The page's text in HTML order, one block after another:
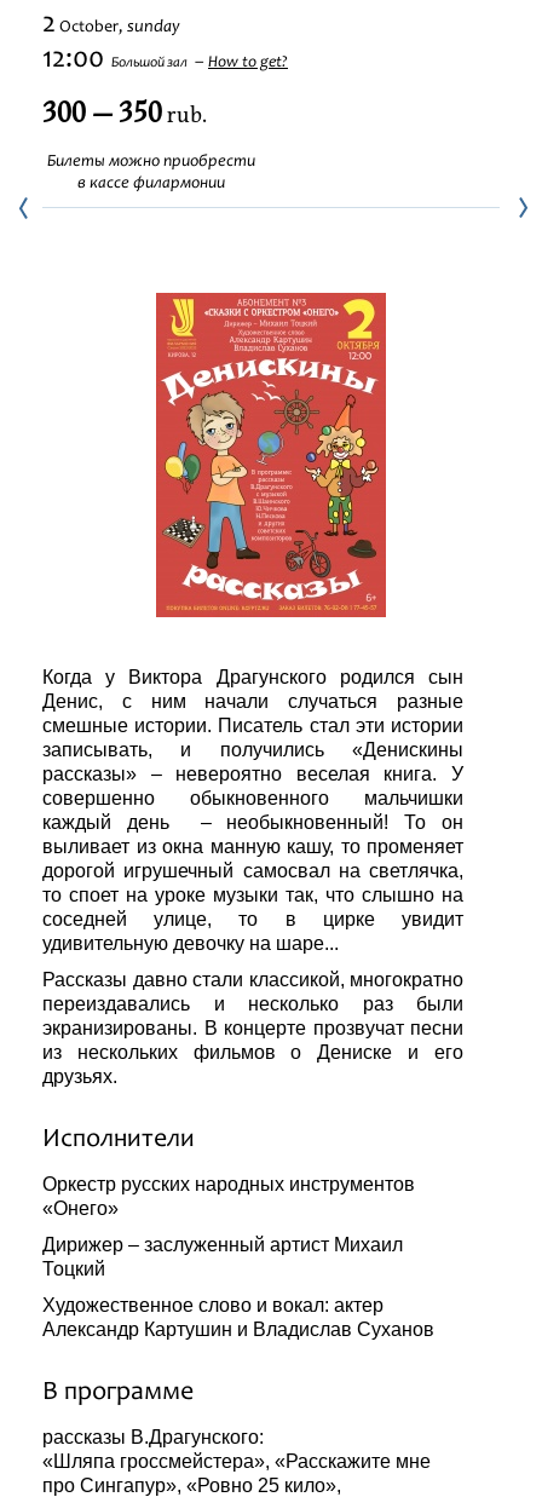
Festivals
2 October, sunday
12:00 Большой зал How to get?
300 — 350rub.
Билеты можно приобрести
в кассе филармонии
Когда у Виктора Драгунского родился сын
Денис, с ним начали случаться разные
смешные истории. Писатель стал эти истории
записывать, и получились «Денискины
рассказы» – невероятно веселая книга. У
совершенно обыкновенного мальчишки
каждый день – необыкновенный! То он
выливает из окна манную кашу, то променяет
дорогой игрушечный самосвал на светлячка,
то споет на уроке музыки так, что слышно на
соседней улице, то в цирке увидит
удивительную девочку на шаре...
Рассказы давно стали классикой, многократно
переиздавались и несколько раз были
экранизированы. В концерте прозвучат песни
из нескольких фильмов о Дениске и его
друзьях.
Исполнители
Оркестр русских народных инструментов
«Онего»
Дирижер – заслуженный артист Михаил
Тоцкий
Художественное слово и вокал: актер
Александр Картушин и Владислав Суханов
В программе
рассказы В.Драгунского:
«Шляпа гроссмейстера», «Расскажите мне
про Сингапур», «Ровно 25 кило»,